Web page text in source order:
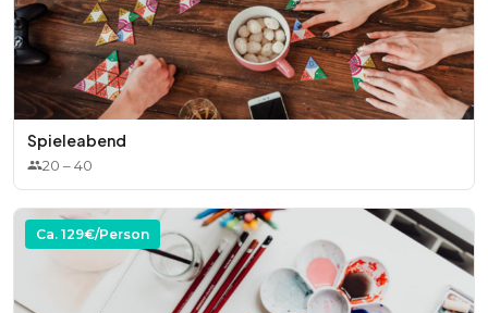
Spieleabend
20 –40
Ca. 129€/Person